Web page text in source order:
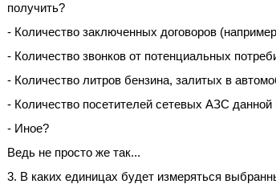
получить?
- Количество заключенных договоров
- Количество звонков от потенциальных
- Количество литров бензина, залитых в
- Количество посетителей сетевых АЗС
- Иное?
Ведь не просто же так...
3. В каких единицах будет измеряться